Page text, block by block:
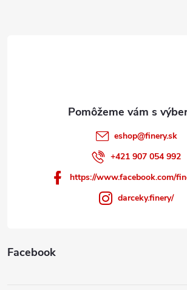
eshop@finery.sk
+421 907 054 992
https://www.facebook.com/
darceky.finery/
Facebook